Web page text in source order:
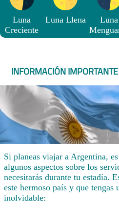
Luna
Creciente
Luna Llena
Luna
INFORMACIÓN
Si planeas viajar a Argentina,
algunos aspectos sobre los
necesitarás durante tu estadía.
este hermoso país y que tengas
inolvidable: